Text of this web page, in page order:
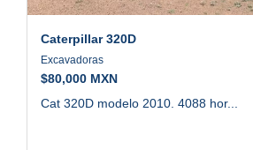
Caterpillar 320D
Excavadoras
$80,000 MXN
Cat 320D modelo 2010. 4088 hor...